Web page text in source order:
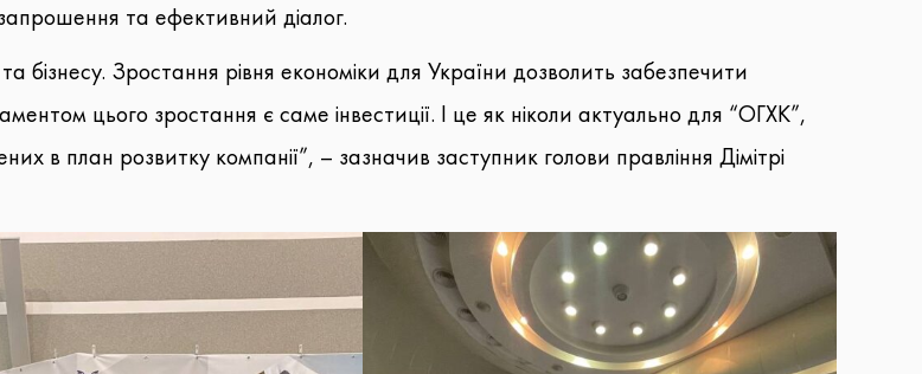
та ефективний діалог.
бізнесу. Зростання рівня економіки для України дозволить забезпечити
цього зростання є саме інвестиції. І це як ніколи актуально для “ОГХК”,
в план розвитку компанії”, – зазначив заступник голови правління Дімітрі